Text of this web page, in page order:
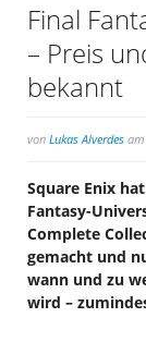
Final
– Preis
bekannt
von Lukas Alverdes
Square Enix
Fantasy-
Complete
gemacht und
wann und zu
wird –